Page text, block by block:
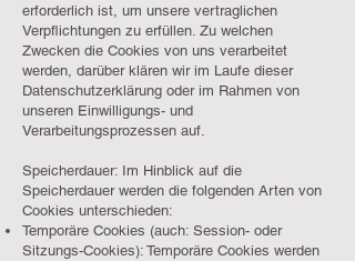
erforderlich ist, um unsere vertraglichen
Verpflichtungen zu erfüllen. Zu welchen
Zwecken die Cookies von uns verarbeitet
werden, darüber klären wir im Laufe dieser
Datenschutzerklärung oder im Rahmen von
unseren Einwilligungs- und
Verarbeitungsprozessen auf.
Speicherdauer: Im Hinblick auf die
Speicherdauer werden die folgenden Arten von
Cookies unterschieden:
Temporäre Cookies (auch: Session- oder
Sitzungs-Cookies): Temporäre Cookies werden